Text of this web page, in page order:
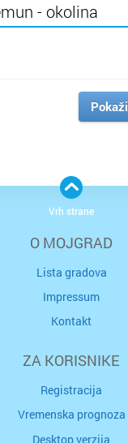
- okolina
O MOJGRAD
Lista gradova
Impressum
Kontakt
ZA KORISNIKE
Registracija
Vremenska prognoza
Desktop verzija
Vrh strane